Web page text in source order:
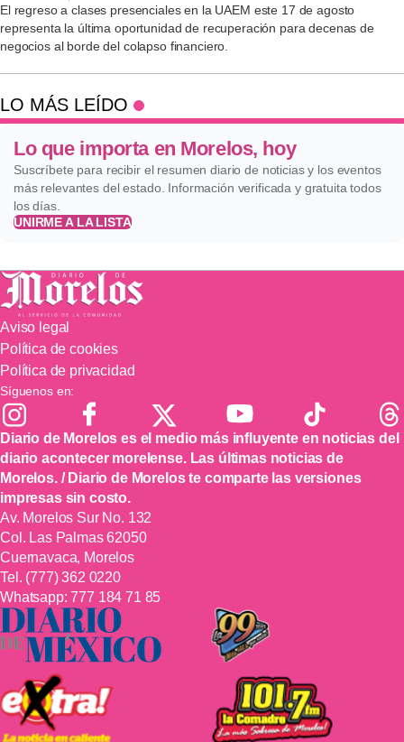
El regreso a clases presenciales en la UAEM este 17 de agosto
representa la última oportunidad de recuperación para decenas de
negocios al borde del colapso financiero.
LO MÁS LEÍDO
Lo que importa en Morelos, hoy
Suscríbete para recibir el resumen diario de noticias y los eventos
más relevantes del estado. Información verificada y gratuita todos
los días.
UNIRME A LA LISTA
Aviso legal
Política de cookies
Política de privacidad
Síguenos en:
Diario de Morelos es el medio más influyente en noticias del
diario acontecer morelense. Las últimas noticias de
Morelos. / Diario de Morelos te comparte las versiones
impresas sin costo.
Av. Morelos Sur No. 132
Col. Las Palmas 62050
Cuernavaca, Morelos
Tel. (777) 362 0220
Whatsapp:777 184 71 85